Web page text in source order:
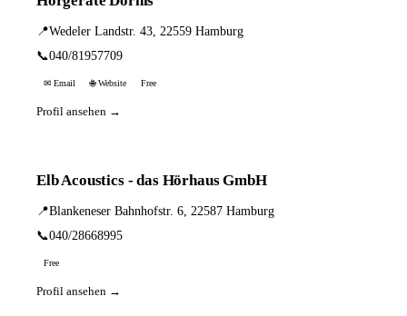
📍Wedeler Landstr. 43, 22559 Hamburg
📞040/81957709
✉ Email 🌐 Website Free
Profil ansehen →
Elb Acoustics - das Hörhaus GmbH
📍Blankeneser Bahnhofstr. 6, 22587 Hamburg
📞040/28668995
Free
Profil ansehen →